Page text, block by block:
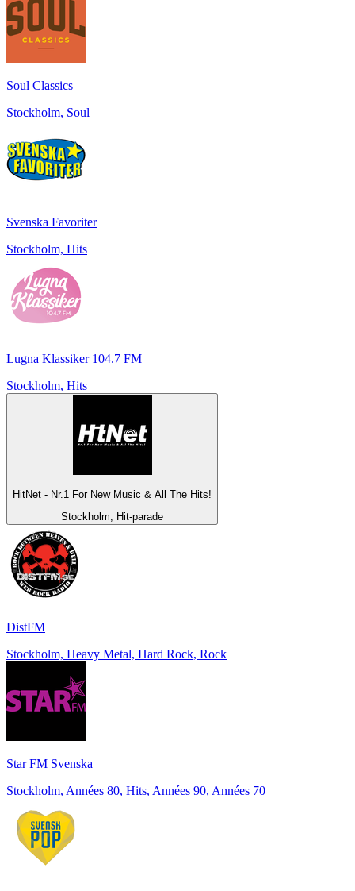
Soul Classics
Stockholm, Soul
Svenska Favoriter
Stockholm, Hits
Lugna Klassiker 104.7 FM
Stockholm, Hits
HitNet - Nr.1 For New Music & All The Hits!
Stockholm, Hit-parade
DistFM
Stockholm, Heavy Metal, Hard Rock, Rock
Star FM Svenska
Stockholm, Années 80, Hits, Années 90, Années 70